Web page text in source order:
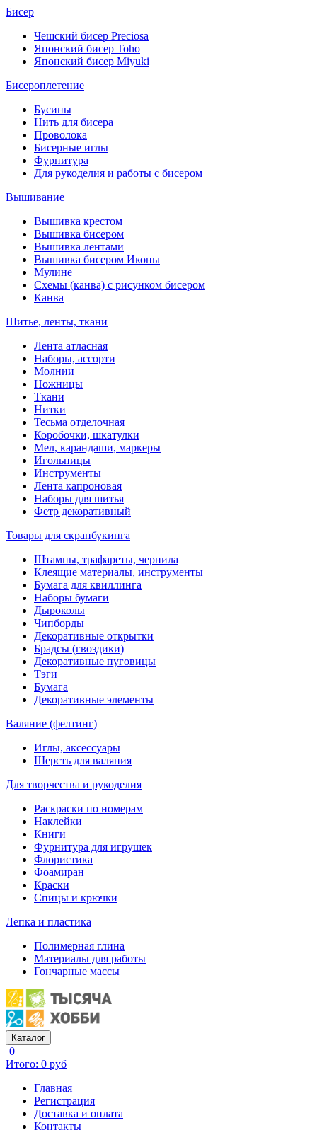
Бисер
Чешский бисер Preciosa
Японский бисер Toho
Японский бисер Miyuki
Бисероплетение
Бусины
Нить для бисера
Проволока
Бисерные иглы
Фурнитура
Для рукоделия и работы с бисером
Вышивание
Вышивка крестом
Вышивка бисером
Вышивка лентами
Вышивка бисером Иконы
Мулине
Схемы (канва) с рисунком бисером
Канва
Шитье, ленты, ткани
Лента атласная
Наборы, ассорти
Молнии
Ножницы
Ткани
Нитки
Тесьма отделочная
Коробочки, шкатулки
Мел, карандаши, маркеры
Игольницы
Инструменты
Лента капроновая
Наборы для шитья
Фетр декоративный
Товары для скрапбукинга
Штампы, трафареты, чернила
Клеящие материалы, инструменты
Бумага для квиллинга
Наборы бумаги
Дыроколы
Чипборды
Декоративные открытки
Брадсы (гвоздики)
Декоративные пуговицы
Тэги
Бумага
Декоративные элементы
Валяние (фелтинг)
Иглы, аксессуары
Шерсть для валяния
Для творчества и рукоделия
Раскраски по номерам
Наклейки
Книги
Фурнитура для игрушек
Флористика
Фоамиран
Краски
Спицы и крючки
Лепка и пластика
Полимерная глина
Материалы для работы
Гончарные массы
Каталог
0
Итого: 0 руб
Главная
Регистрация
Доставка и оплата
Контакты